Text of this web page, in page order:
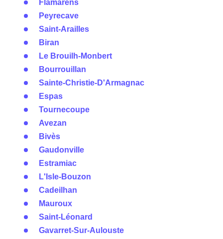
Flamarens
Peyrecave
Saint-Arailles
Biran
Le Brouilh-Monbert
Bourrouillan
Sainte-Christie-D'Armagnac
Espas
Tournecoupe
Avezan
Bivès
Gaudonville
Estramiac
L'Isle-Bouzon
Cadeilhan
Mauroux
Saint-Léonard
Gavarret-Sur-Aulouste